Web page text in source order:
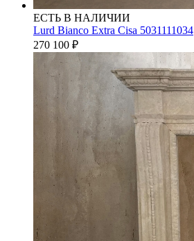
ЕСТЬ В НАЛИЧИИ
Lurd Bianco Extra Cisa 5031111034
270 100 ₽